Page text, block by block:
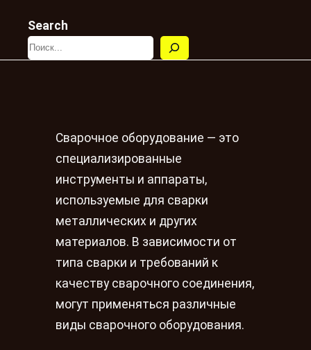
Search
Сварочное оборудование — это
специализированные
инструменты и аппараты,
используемые для сварки
металлических и других
материалов. В зависимости от
типа сварки и требований к
качеству сварочного соединения,
могут применяться различные
виды сварочного оборудования.